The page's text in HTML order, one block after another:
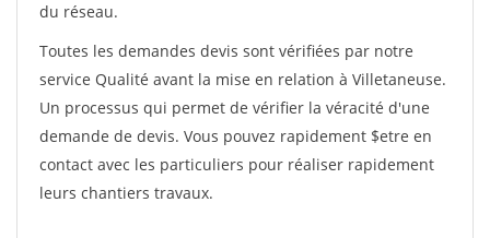
du réseau.
Toutes les demandes devis sont vérifiées par notre
service Qualité avant la mise en relation à Villetaneuse.
Un processus qui permet de vérifier la véracité d'une
demande de devis. Vous pouvez rapidement $etre en
contact avec les particuliers pour réaliser rapidement
leurs chantiers travaux.